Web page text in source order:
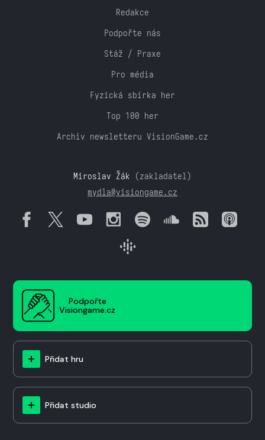
Redakce
Podpořte nás
Stáž / Praxe
Pro média
Fyzická sbírka her
Top 100 her
Archiv newsletteru VisionGame.cz
Miroslav Žák (zakladatel)
mydla@visiongame.cz
Podpořte
Visiongame.cz
Přidat hru
Přidat studio